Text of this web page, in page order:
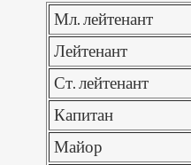
Мл. лейтенант
Лейтенант
Ст. лейтенант
Капитан
Майор